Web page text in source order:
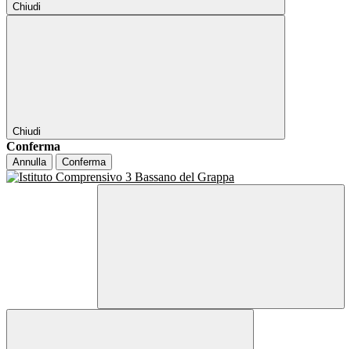
Chiudi
Chiudi
Conferma
Annulla Conferma